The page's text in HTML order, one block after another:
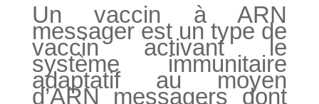
Un vaccin à ARN
messager est un type de
vaccin activant le
système immunitaire
adaptatif au moyen
d’ARN messagers dont